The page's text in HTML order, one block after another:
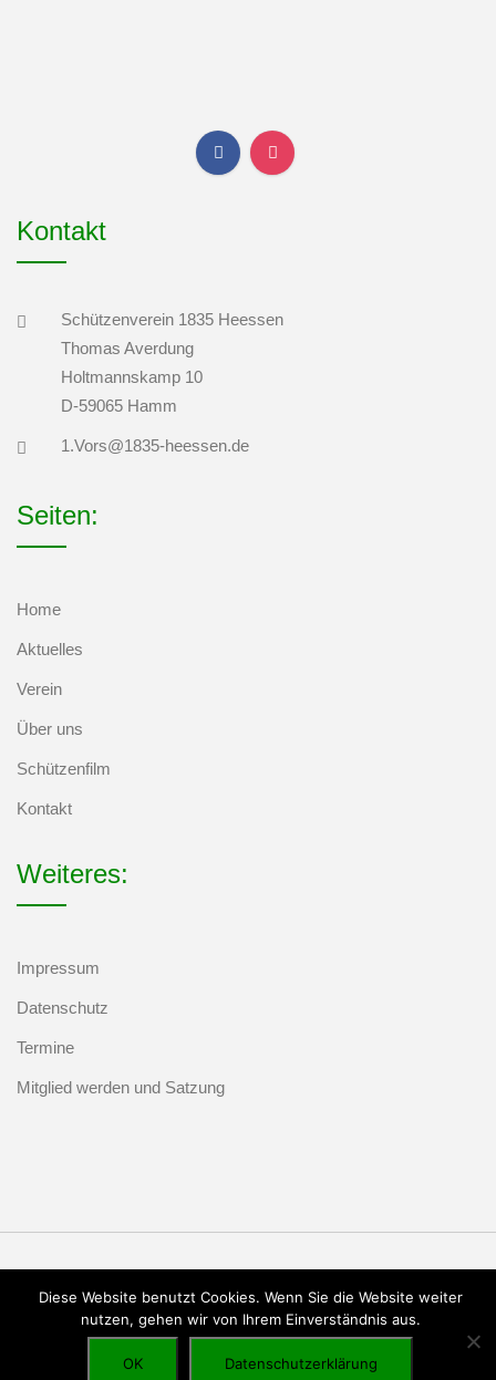
Kontakt
Schützenverein 1835 Heessen
Thomas Averdung
Holtmannskamp 10
D-59065 Hamm
1.Vors@1835-heessen.de
Seiten:
Home
Aktuelles
Verein
Über uns
Schützenfilm
Kontakt
Weiteres:
Impressum
Datenschutz
Termine
Mitglied werden und Satzung
Marketing Setup
Diese Website benutzt Cookies. Wenn Sie die Website weiter
nutzen, gehen wir von Ihrem Einverständnis aus.
OK Datenschutzerklärung